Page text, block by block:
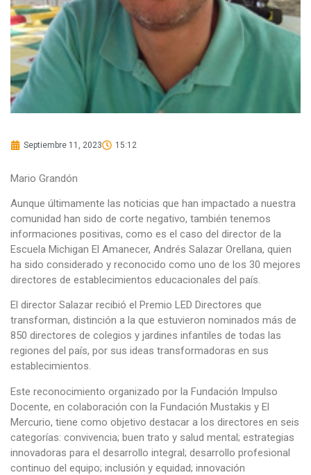
Septiembre 11, 2023 15:12
Mario Grandón
Aunque últimamente las noticias que han impactado a nuestra
comunidad han sido de corte negativo, también tenemos
informaciones positivas, como es el caso del director de la
Escuela Michigan El Amanecer, Andrés Salazar Orellana, quien
ha sido considerado y reconocido como uno de los 30 mejores
directores de establecimientos educacionales del país.
El director Salazar recibió el Premio LED Directores que
transforman, distinción a la que estuvieron nominados más de
850 directores de colegios y jardines infantiles de todas las
regiones del país, por sus ideas transformadoras en sus
establecimientos.
Este reconocimiento organizado por la Fundación Impulso
Docente, en colaboración con la Fundación Mustakis y El
Mercurio, tiene como objetivo destacar a los directores en seis
categorías: convivencia; buen trato y salud mental; estrategias
innovadoras para el desarrollo integral; desarrollo profesional
continuo del equipo; inclusión y equidad; innovación